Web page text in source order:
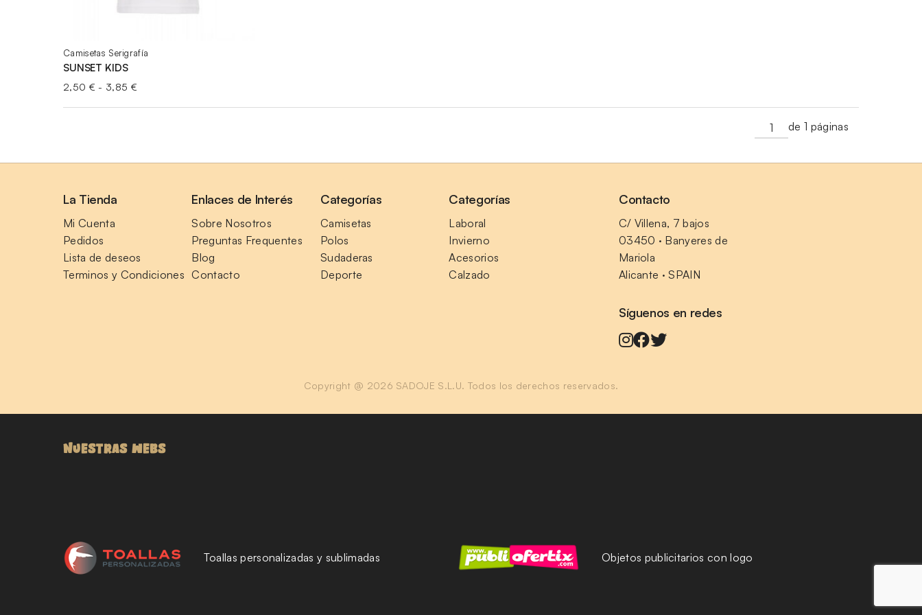
Camisetas Serigrafía
SUNSET KIDS
2,50 € - 3,85 €Rango
precios:
3,85 €
de 1 páginas
La Tienda
Mi Cuenta
Pedidos
Lista de deseos
Terminos y Condiciones
Enlaces de Interés
Sobre Nosotros
Preguntas Frequentes
Blog
Contacto
Categorías
Camisetas
Polos
Sudaderas
Deporte
Categorías
Laboral
Invierno
Acesorios
Calzado
Contacto
C/ Villena, 7 bajos
03450 · Banyeres de
Mariola
Alicante · SPAIN
Síguenos en redes
Copyright @ 2026 SADOJE S.L.U. Todos los derechos reservados.
NUESTRAS WEBS
Toallas personalizadas y sublimadas Objetos publicitarios con logo